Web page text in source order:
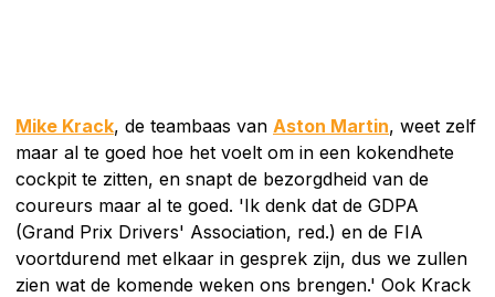
Mike Krack, de teambaas van Aston Martin, weet zelf
maar al te goed hoe het voelt om in een kokendhete
cockpit te zitten, en snapt de bezorgdheid van de
coureurs maar al te goed. 'Ik denk dat de GDPA
(Grand Prix Drivers' Association, red.) en de FIA
voortdurend met elkaar in gesprek zijn, dus we zullen
zien wat de komende weken ons brengen.' Ook Krack